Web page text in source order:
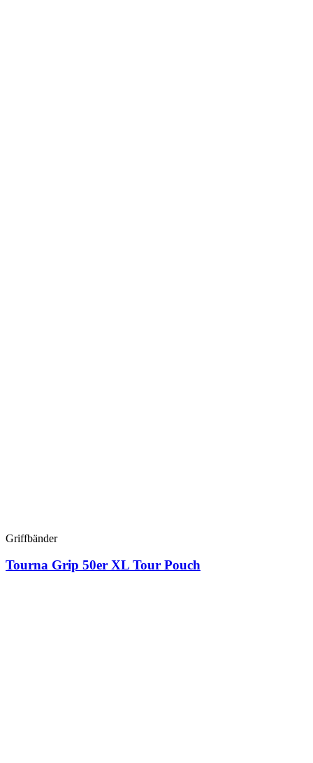
Griffbänder
Tourna Grip 50er XL Tour Pouch